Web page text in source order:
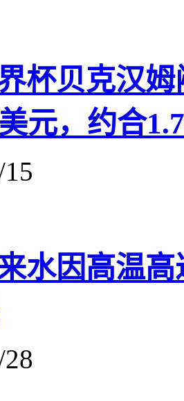
杯贝克汉
元，约合
水因高温